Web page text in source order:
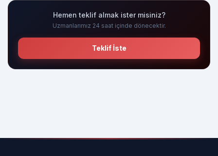
Hemen teklif almak ister misiniz?
Uzmanlarımız 24 saat içinde dönecektir.
Teklif İste